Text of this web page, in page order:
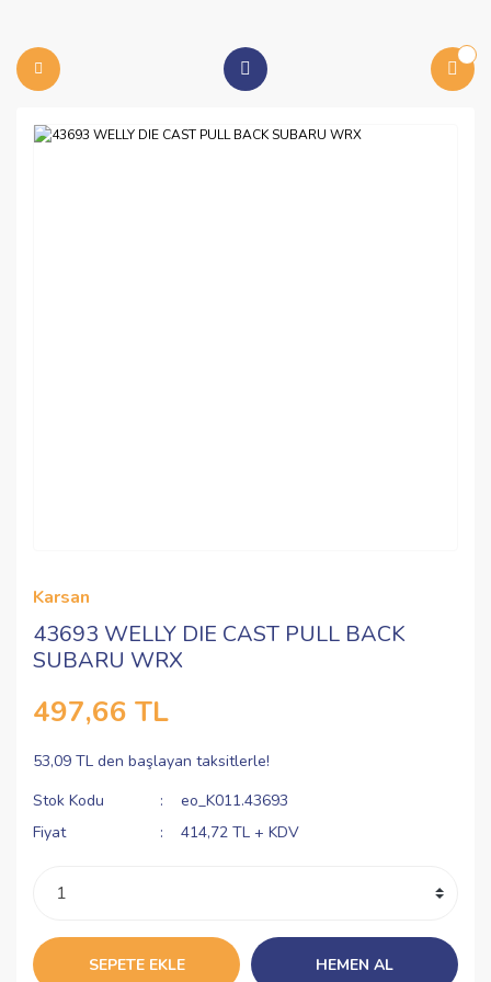
Karsan
43693 WELLY DIE CAST PULL BACK
SUBARU WRX
497,66 TL
53,09 TL den başlayan taksitlerle!
Stok Kodu
eo_K011.43693
Fiyat
414,72 TL + KDV
SEPETE EKLE HEMEN AL